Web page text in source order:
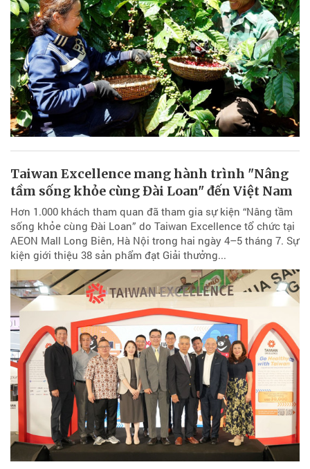
Taiwan Excellence mang hành trình "Nâng
tầm sống khỏe cùng Đài Loan" đến Việt Nam
Hơn 1.000 khách tham quan đã tham gia sự kiện “Nâng tầm
sống khỏe cùng Đài Loan” do Taiwan Excellence tổ chức tại
AEON Mall Long Biên, Hà Nội trong hai ngày 4–5 tháng 7. Sự
kiện giới thiệu 38 sản phẩm đạt Giải thưởng...